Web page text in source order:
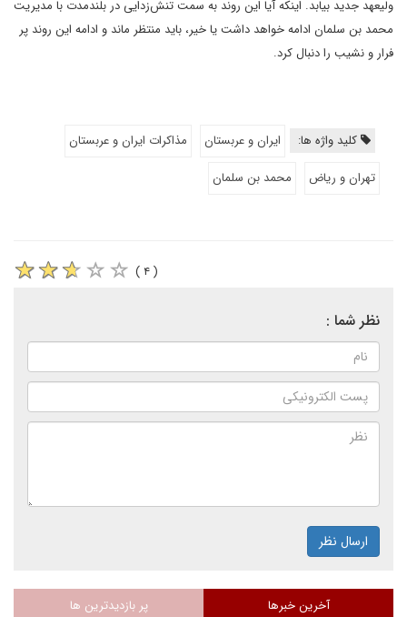
ولیعهد جدید بیابد. اینکه آیا این روند به سمت تنش‌زدایی در بلندمدت با مدیریت
محمد بن سلمان ادامه خواهد داشت یا خیر، باید منتظر ماند و ادامه این روند پر
فرار و نشیب را دنبال کرد.
کلید واژه ها: ایران و عربستان
مذاکرات ایران و عربستان
تهران و ریاض
محمد بن سلمان
( ۴ )
نظر شما :
ارسال نظر
آخرین خبرها پر بازدیدترین ها